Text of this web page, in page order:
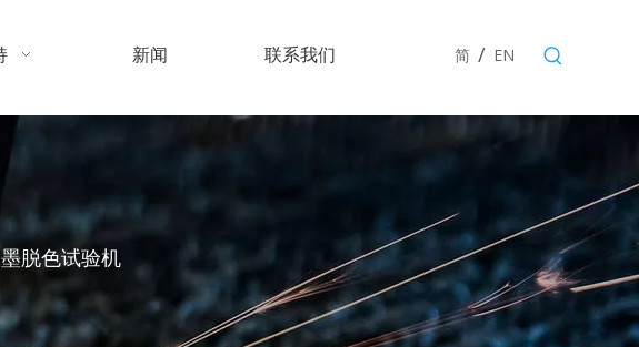
新闻 联系我们 简 / EN
脱色试验机